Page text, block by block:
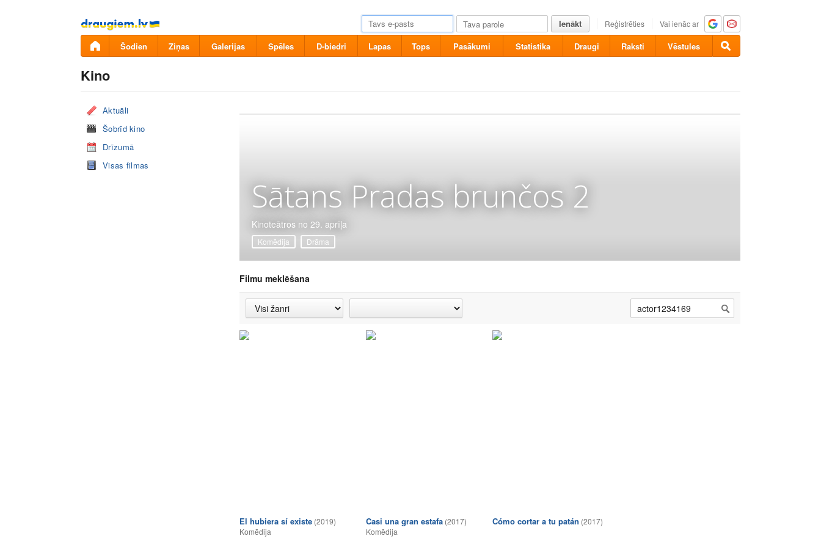
Pāriet
uz
saturu
Ienākt Reģistrēties Vai ienāc ar
Šodien Ziņas Galerijas Spēles D-biedri Lapas Tops Pasākumi Statistika Draugi Raksti Vēstules
Kino
Aktuāli
Šobrīd kino
Drīzumā
Visas filmas
Sātans Pradas brunčos 2
Kinoteātros no 29. aprīļa
Komēdija Drāma
Filmu meklēšana
El hubiera sí existe (2019)
Komēdija
Casi una gran estafa (2017)
Komēdija
Cómo cortar a tu patán (2017)